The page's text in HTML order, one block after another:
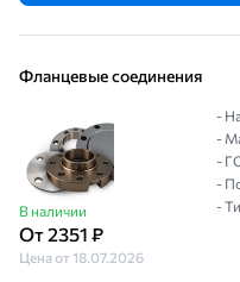
Фланцевые соединения
В наличии
От 2351 ₽
Цена от 18.07.2026
-
-
-
-
-